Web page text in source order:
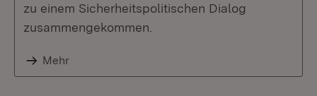
zu einem Sicherheitspolitischen Dialog
zusammengekommen.
Mehr